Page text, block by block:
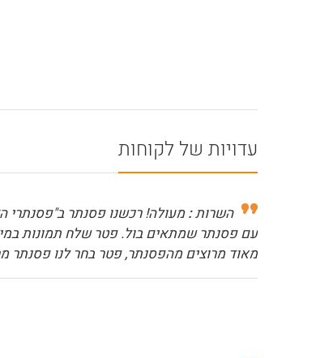
עדויות של לקוחות
השרות:מעולה! רכשנו פסנתר ב"פסנתרי
עם פסנתר שמתאים בול. פטר שלח תמונות
מאוד מרוצים מהפסנתר, פטר בחר לנו פסנתר